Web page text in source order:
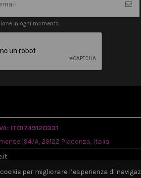
in ogni momento.
IT01749120331
194/A, 29122 Piacenza, Italia
per migliorare l’esperienza di